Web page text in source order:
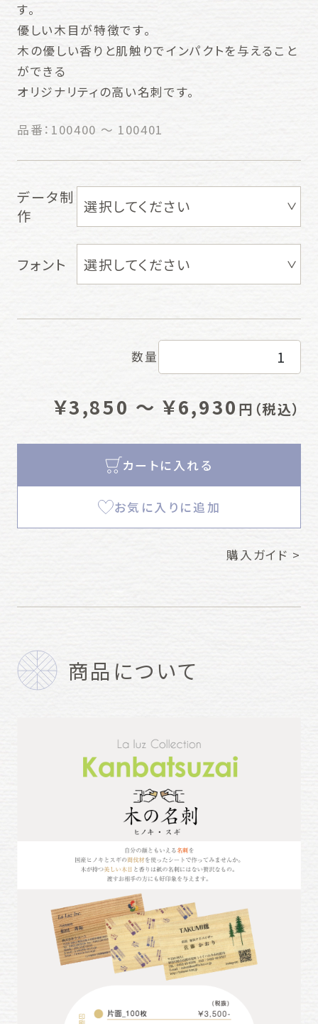
す。
優しい木目が特徴です。
木の優しい香りと肌触りでインパクトを与えること
ができる
オリジナリティの高い名刺です。
品番： 100400 ～ 100401
データ制
作
フォント
数量
￥3,850 ～ ￥6,930 円 （税込）
カートに入れる
お気に入りに追加
購入ガイド >
商品について